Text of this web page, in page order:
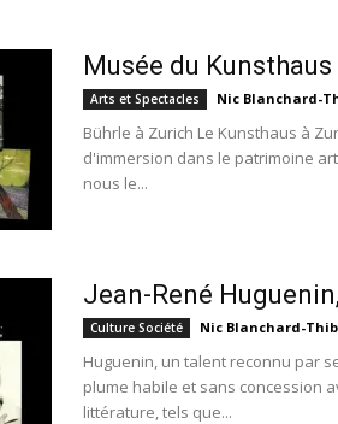
Musée du
Arts et Spectacles Nic Blanchard-
Bührle à Zurich Le Kunsthaus à
d'immersion dans le patrimoine
nous le...
Jean-René
Culture Société Nic Blanchard-
Huguenin, un talent reconnu par
plume habile et sans concession
littérature, tels que...